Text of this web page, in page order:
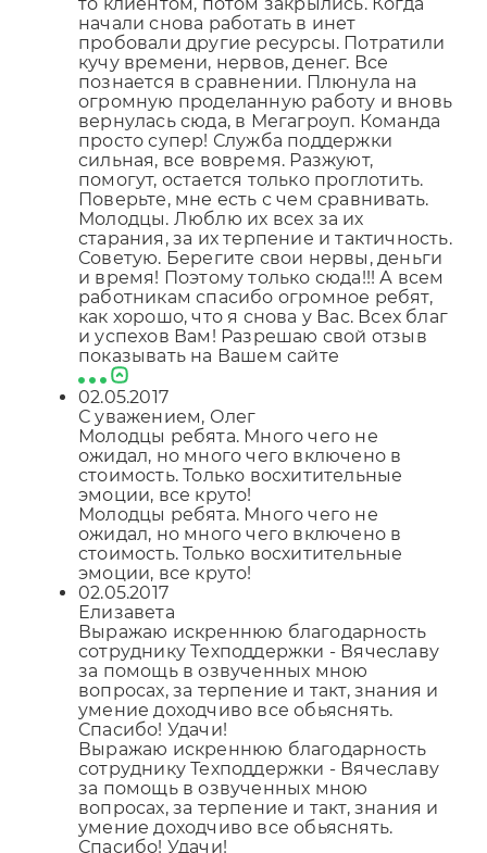
начали снова работать в инет
пробовали другие ресурсы. Потратили
кучу времени, нервов, денег. Все
познается в сравнении. Плюнула на
огромную проделанную работу и вновь
вернулась сюда, в Мегагроуп. Команда
просто супер! Служба поддержки
сильная, все вовремя. Разжуют,
помогут, остается только проглотить.
Поверьте, мне есть с чем сравнивать.
Молодцы. Люблю их всех за их
старания, за их терпение и тактичность.
Советую. Берегите свои нервы, деньги
и время! Поэтому только сюда!!! А всем
работникам спасибо огромное ребят,
как хорошо, что я снова у Вас. Всех благ
и успехов Вам! Разрешаю свой отзыв
показывать на Вашем сайте
02.05.2017
С уважением, Олег
Молодцы ребята. Много чего не
ожидал, но много чего включено в
стоимость. Только восхитительные
эмоции, все круто!
Молодцы ребята. Много чего не
ожидал, но много чего включено в
стоимость. Только восхитительные
эмоции, все круто!
02.05.2017
Елизавета
Выражаю искреннюю благодарность
сотруднику Техподдержки - Вячеславу
за помощь в озвученных мною
вопросах, за терпение и такт, знания и
умение доходчиво все обьяснять.
Спасибо! Удачи!
Выражаю искреннюю благодарность
сотруднику Техподдержки - Вячеславу
за помощь в озвученных мною
вопросах, за терпение и такт, знания и
умение доходчиво все обьяснять.
Спасибо! Удачи!